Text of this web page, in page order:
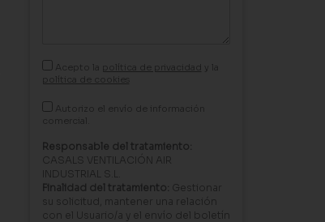
Acepto la política de privacidad y la
política de cookies
Autorizo el envío de información
comercial.
Responsable del tratamiento:
CASALS VENTILACIÓN AIR
INDUSTRIAL S.L.
Finalidad del tratamiento: Gestionar
su solicitud, mantener una relación
con el Usuario/a y el envío del boletín